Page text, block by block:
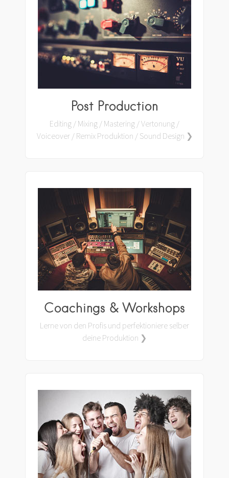
Post Production
Editing / Mixing / Mastering / Vertonung /
Voiceover / Remix Produktion / Sound Design ❯
Coachings & Workshops
Lerne von den Profis und perfektioniere selber
deine Produktion ❯